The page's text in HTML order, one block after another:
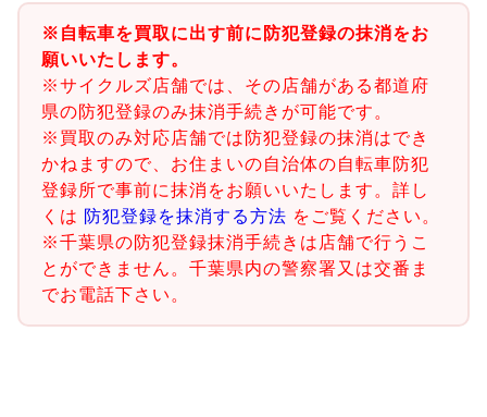
※自転車を買取に出す前に防犯登録の抹消をお
願いいたします。
※サイクルズ店舗では、その店舗がある都道府
県の防犯登録のみ抹消手続きが可能です。
※買取のみ対応店舗では防犯登録の抹消はでき
かねますので、お住まいの自治体の自転車防犯
登録所で事前に抹消をお願いいたします。詳し
くは 防犯登録を抹消する方法 をご覧ください。
※千葉県の防犯登録抹消手続きは店舗で行うこ
とができません。千葉県内の警察署又は交番ま
でお電話下さい。